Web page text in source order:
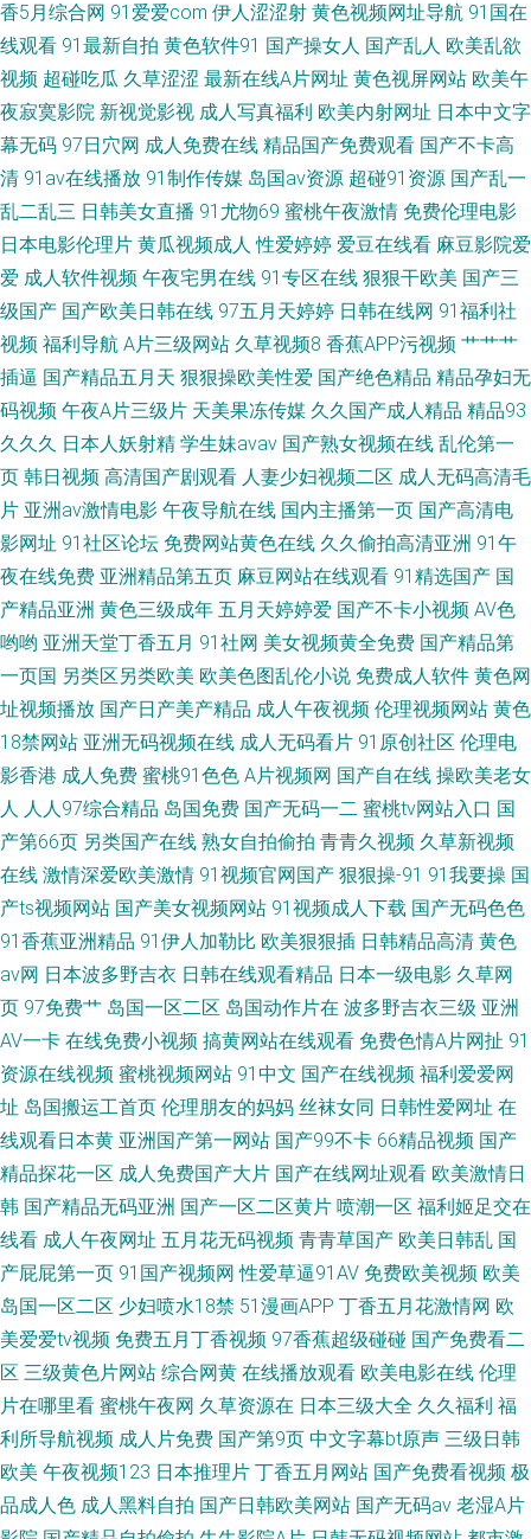
香5月综合网 91爱爱com 伊人涩涩射 黄色视频网址导航 91国在
线观看 91最新自拍 黄色软件91 国产操女人 国产乱人 欧美乱欲
视频 超碰吃瓜 久草涩涩 最新在线A片网址 黄色视屏网站 欧美午
夜寂寞影院 新视觉影视 成人写真福利 欧美内射网址 日本中文字
幕无码 97日穴网 成人免费在线 精品国产免费观看 国产不卡高
清 91av在线播放 91制作传媒 岛国av资源 超碰91资源 国产乱一
乱二乱三 日韩美女直播 91尤物69 蜜桃午夜激情 免费伦理电影
日本电影伦理片 黄瓜视频成人 性爱婷婷 爱豆在线看 麻豆影院爱
爱 成人软件视频 午夜宅男在线 91专区在线 狠狠干欧美 国产三
级国产 国产欧美日韩在线 97五月天婷婷 日韩在线网 91福利社
视频 福利导航 A片三级网站 久草视频8 香蕉APP污视频 艹艹艹
插逼 国产精品五月天 狠狠操欧美性爱 国产绝色精品 精品孕妇无
码视频 午夜A片三级片 天美果冻传媒 久久国产成人精品 精品93
久久久 日本人妖射精 学生妹avav 国产熟女视频在线 乱伦第一
页 韩日视频 高清国产剧观看 人妻少妇视频二区 成人无码高清毛
片 亚洲av激情电影 午夜导航在线 国内主播第一页 国产高清电
影网址 91社区论坛 免费网站黄色在线 久久偷拍高清亚洲 91午
夜在线免费 亚洲精品第五页 麻豆网站在线观看 91精选国产 国
产精品亚洲 黄色三级成年 五月天婷婷爱 国产不卡小视频 AV色
哟哟 亚洲天堂丁香五月 91社网 美女视频黄全免费 国产精品第
一页国 另类区另类欧美 欧美色图乱伦小说 免费成人软件 黄色网
址视频播放 国产日产美产精品 成人午夜视频 伦理视频网站 黄色
18禁网站 亚洲无码视频在线 成人无码看片 91原创社区 伦理电
影香港 成人免费 蜜桃91色色 A片视频网 国产自在线 操欧美老女
人 人人97综合精品 岛国免费 国产无码一二 蜜桃tv网站入口 国
产第66页 另类国产在线 熟女自拍偷拍 青青久视频 久草新视频
在线 激情深爱欧美激情 91视频官网国产 狠狠操-91 91我要操 国
产ts视频网站 国产美女视频网站 91视频成人下载 国产无码色色
91香蕉亚洲精品 91伊人加勒比 欧美狠狠插 日韩精品高清 黄色
av网 日本波多野吉衣 日韩在线观看精品 日本一级电影 久草网
页 97免费艹 岛国一区二区 岛国动作片在 波多野吉衣三级 亚洲
AV一卡 在线免费小视频 搞黄网站在线观看 免费色情A片网扯 91
资源在线视频 蜜桃视频网站 91中文 国产在线视频 福利爱爱网
址 岛国搬运工首页 伦理朋友的妈妈 丝袜女同 日韩性爱网址 在
线观看日本黄 亚洲国产第一网站 国产99不卡 66精品视频 国产
精品探花一区 成人免费国产大片 国产在线网址观看 欧美激情日
韩 国产精品无码亚洲 国产一区二区黄片 喷潮一区 福利姬足交在
线看 成人午夜网址 五月花无码视频 青青草国产 欧美日韩乱 国
产屁屁第一页 91国产视频网 性爱草逼91AV 免费欧美视频 欧美
岛国一区二区 少妇喷水18禁 51漫画APP 丁香五月花激情网 欧
美爱爱tv视频 免费五月丁香视频 97香蕉超级碰碰 国产免费看二
区 三级黄色片网站 综合网黄 在线播放观看 欧美电影在线 伦理
片在哪里看 蜜桃午夜网 久草资源在 日本三级大全 久久福利 福
利所导航视频 成人片免费 国产第9页 中文字幕bt原声 三级日韩
欧美 午夜视频123 日本推理片 丁香五月网站 国产免费看视频 极
品成人色 成人黑料自拍 国产日韩欧美网站 国产无码av 老湿A片